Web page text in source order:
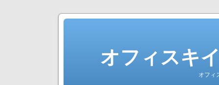
オフィスキ
オフィ